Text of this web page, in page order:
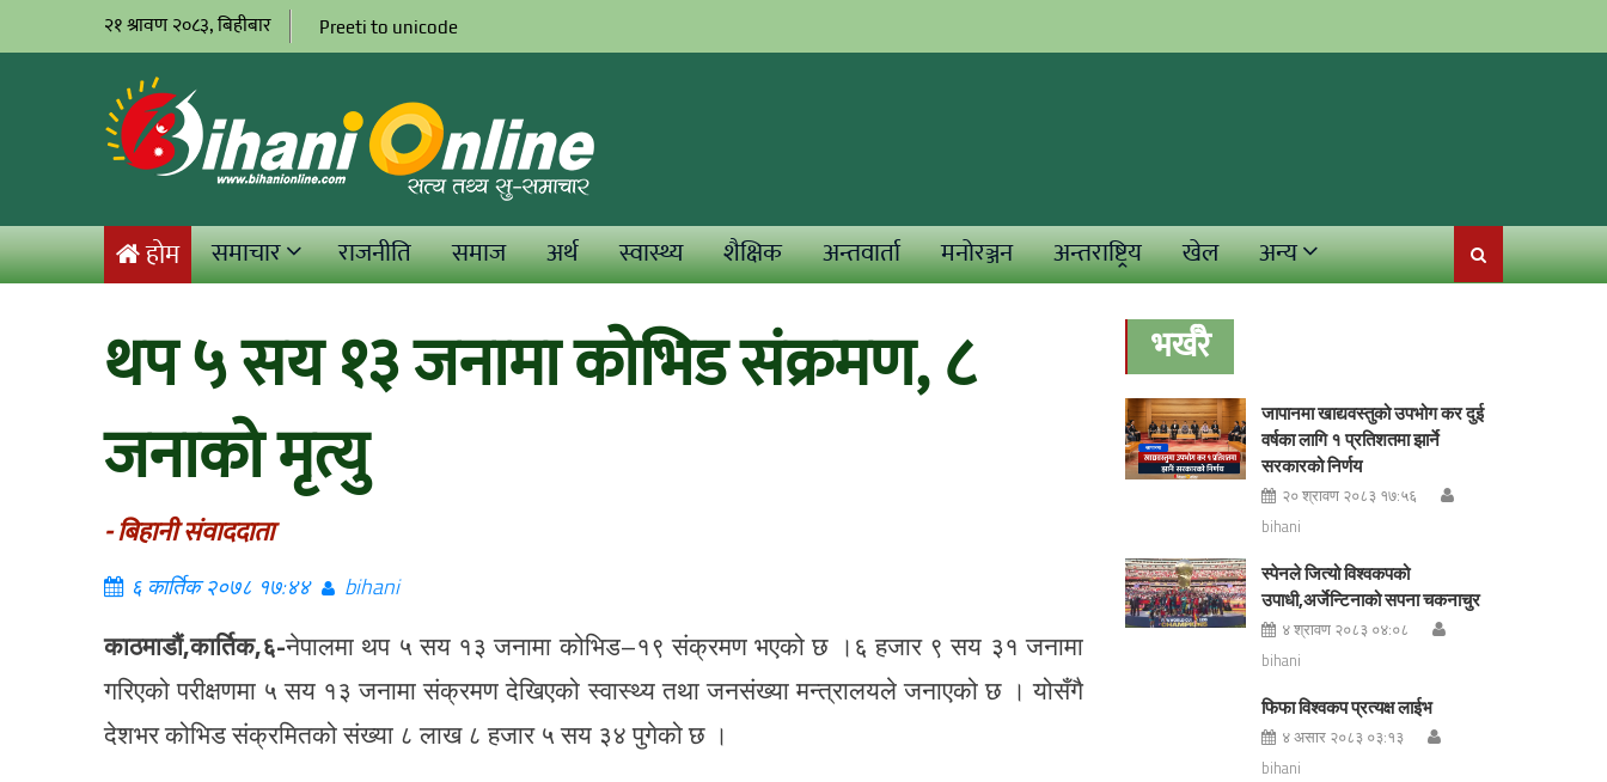
२१ श्रावण २०८३, बिहीबार Preeti to unicode
होम समाचार राजनीति समाज अर्थ स्वास्थ्य शैक्षिक अन्तवार्ता मनोरञ्जन अन्तराष्ट्रिय खेल अन्य
थप ५ सय १३ जनामा कोभिड संक्रमण, ८
जनाको मृत्यु
- बिहानी संवाददाता
६ कार्तिक २०७८ १७:४४ bihani
काठमाडौं,कार्तिक,६-नेपालमा थप ५ सय १३ जनामा कोभिड–१९ संक्रमण भएको छ ।६ हजार ९ सय ३१ जनामा
गरिएको परीक्षणमा ५ सय १३ जनामा संक्रमण देखिएको स्वास्थ्य तथा जनसंख्या मन्त्रालयले जनाएको छ । योसँगै
देशभर कोभिड संक्रमितको संख्या ८ लाख ८ हजार ५ सय ३४ पुगेको छ ।
भर्खरै
जापानमा खाद्यवस्तुको उपभोग कर दुई
वर्षका लागि १ प्रतिशतमा झार्ने
सरकारको निर्णय
२० श्रावण २०८३ १७:५६
bihani
स्पेनले जित्यो विश्वकपको
उपाधी,अर्जेन्टिनाको सपना चकनाचुर
४ श्रावण २०८३ ०४:०८
bihani
फिफा विश्वकप प्रत्यक्ष लाईभ
४ असार २०८३ ०३:१३
bihani